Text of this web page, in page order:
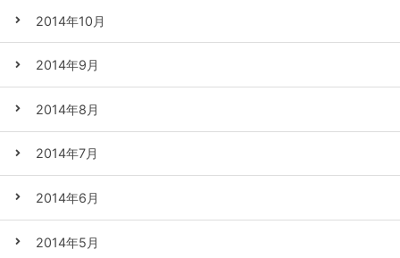
2014年10月
2014年9月
2014年8月
2014年7月
2014年6月
2014年5月